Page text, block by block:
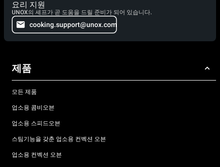
요리 지원
UNOX의 셰프가 곧 도움을 드릴 준비가 되어 있습니다.
cooking.support@unox.com
제품
모든 제품
업소용 콤비오븐
업소용 스피드오븐
스팀기능을 갖춘 업소용 컨벡션 오븐
업소용 컨벡션 오븐